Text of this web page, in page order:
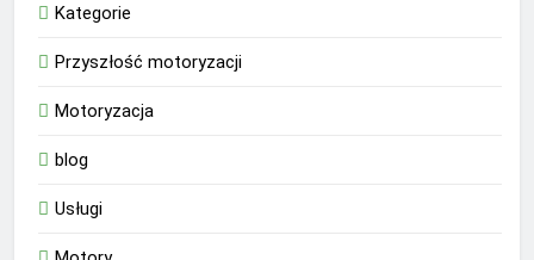
Kategorie
Przyszłość motoryzacji
Motoryzacja
blog
Usługi